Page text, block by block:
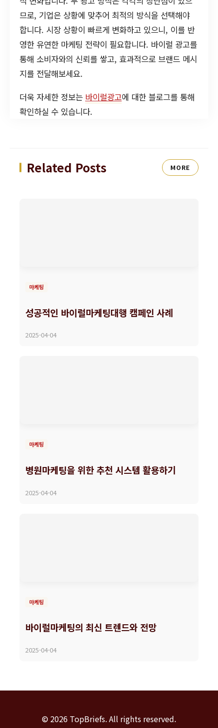
므로, 기업은 상황에 맞추어 최적의 방식을 선택해야
합니다. 시장 상황이 빠르게 변화하고 있으니, 이를 반
영한 유연한 마케팅 전략이 필요합니다. 바이럴 광고를
통해 소비자와의 신뢰를 쌓고, 효과적으로 브랜드 메시
지를 전달해보세요.
더욱 자세한 정보는 바이럴광고에 대한 블로그를 통해
확인하실 수 있습니다.
Related Posts MORE
마케팅
성공적인 바이럴마케팅대행 캠페인 사례
2025-04-04
마케팅
병원마케팅을 위한 추천 시스템 활용하기
2025-04-04
마케팅
바이럴마케팅의 최신 트렌드와 전망
2025-04-04
© 2026 TopBriefs. All rights reserved.